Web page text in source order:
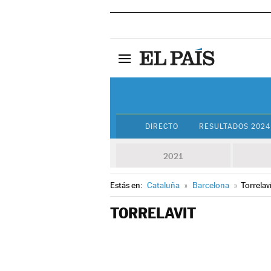
DIRECTO RESULTADOS 2024
2021
Estás en: Cataluña » Barcelona »
TORRELAVIT